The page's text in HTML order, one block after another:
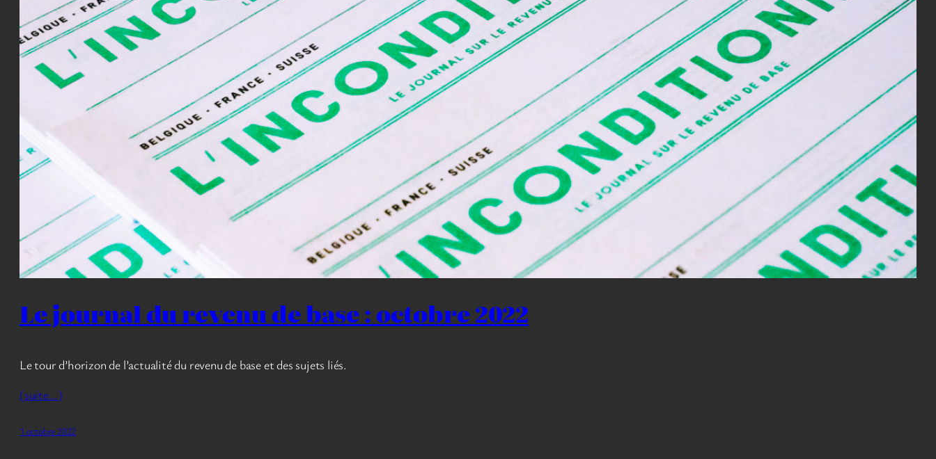
Le journal du revenu de base : octobre 2022
Le tour d’horizon de l’actualité du revenu de base et des sujets liés.
(suite…)
1 octobre 2022